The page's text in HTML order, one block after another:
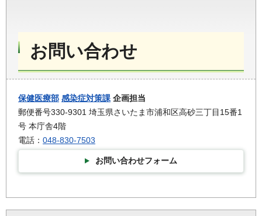
お問い合わせ
保健医療部 感染症対策課 企画担当
郵便番号330-9301 埼玉県さいたま市浦和区高砂三丁目15番1
号 本庁舎4階
電話： 048-830-7503
お問い合わせフォーム